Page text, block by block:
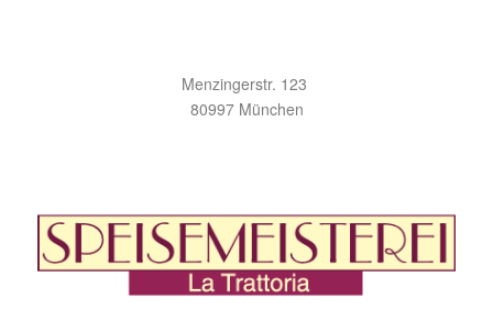
Menzingerstr. 123
80997 München